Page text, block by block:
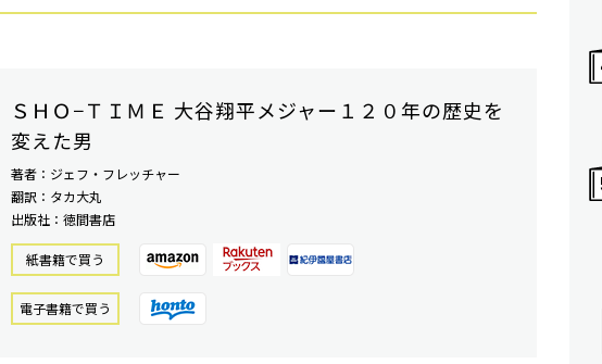
ＳＨＯ−ＴＩＭＥ 大谷翔平メジャー１２０年の歴史を
変えた男
著者：ジェフ・フレッチャー
翻訳：タカ大丸
出版社：徳間書店
紙書籍で買う
電⼦書籍で買う